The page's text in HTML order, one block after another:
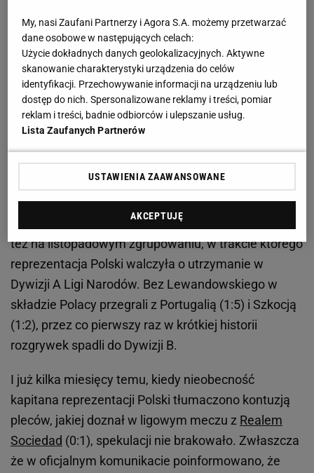
jego brak w Helsinkach w jednym z najważniejszych
meczów w kwalifikacjach do mistrzostw świata
można uznać za wręcz szokujący. Bo choć
Lewandowskiemu nie można odmówić zmęczenia
ciężkim sezonem, w którym rozegrał ponad 4 tys.
minut, to fakty są takie, że znów zostawia kadrę w
ważnym dla niej momencie.
Robert Lewandowski znów zostawił reprezentację
Znów, bo przecież napastnika Barcelony zabrakło
też na listopadowym zgrupowaniu, w trakcie którego
reprezentacja Polski walczyła o utrzymanie w
Dywizji A Ligi Narodów. Bez Lewandowskiego w
składzie Polacy przegrali z Portugalią (1:5) i Szkocją
(1:2), przez co pierwszy raz w krótkiej historii
rozgrywek spadli do Dywizji B.
I już kilka miesięcy temu, kiedy nieobecność
kapitana reprezentacji Polski tłumaczono kontuzją
pleców, jakiej doznał w ligowym meczu z Realem
Sociedad (0:1), spekulacji nie brakowało. Zwłaszcza
że w oficjalnym komunikacie poinformowano, że
My, nasi Zaufani Partnerzy i Agora S.A. możemy przetwarzać
dane osobowe w następujących celach:
Użycie dokładnych danych geolokalizacyjnych. Aktywne
skanowanie charakterystyki urządzenia do celów
identyfikacji. Przechowywanie informacji na urządzeniu lub
dostęp do nich. Spersonalizowane reklamy i treści, pomiar
reklam i treści, badnie odbiorców i ulepszanie usług.
Lista Zaufanych Partnerów
USTAWIENIA ZAAWANSOWANE
AKCEPTUJĘ